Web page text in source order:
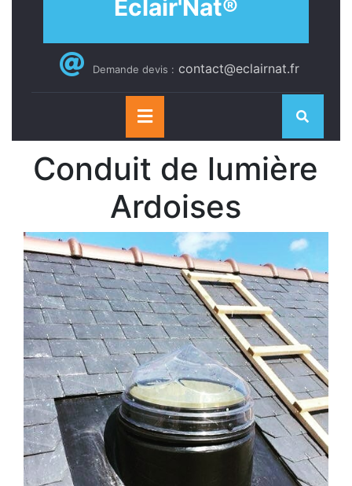
Eclair'Nat®
Demande devis : contact@eclairnat.fr
Open
Button
Conduit de lumière
Ardoises